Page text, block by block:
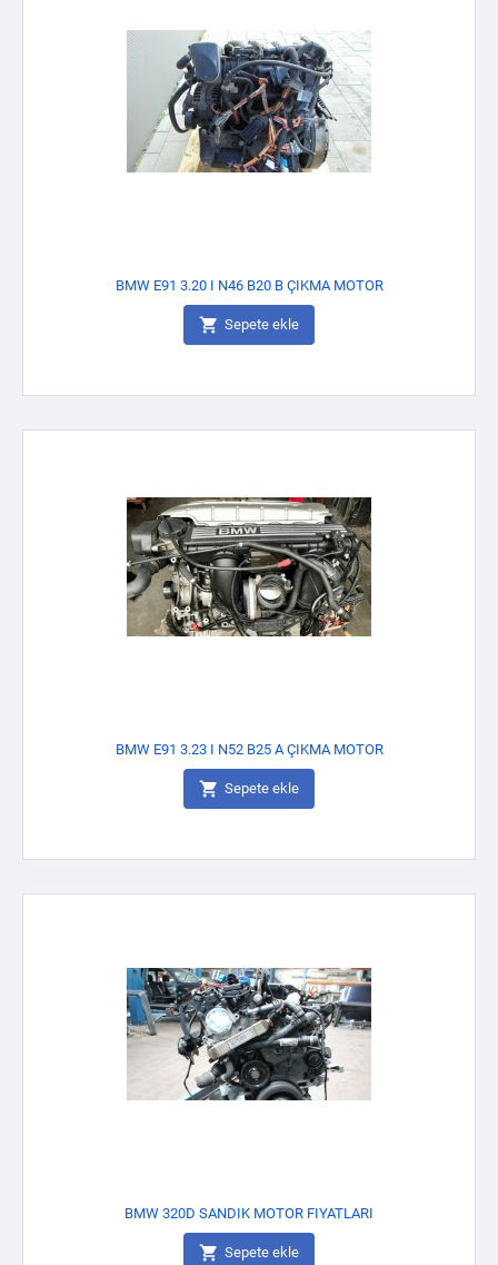
BMW E91 3.20 I N46 B20 B ÇIKMA MOTOR
 Sepete ekle
BMW E91 3.23 I N52 B25 A ÇIKMA MOTOR
 Sepete ekle
BMW 320D SANDIK MOTOR FIYATLARI
 Sepete ekle